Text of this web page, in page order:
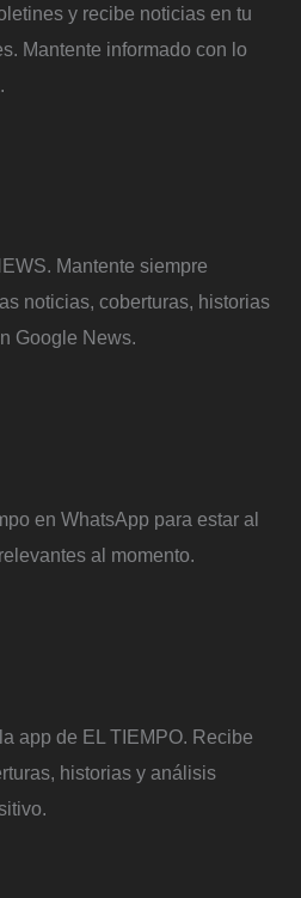
y recibe noticias en tu
Mantente informado con lo
Mantente siempre
noticias, coberturas, historias
Google News.
en WhatsApp para estar al
al momento.
app de EL TIEMPO. Recibe
historias y análisis